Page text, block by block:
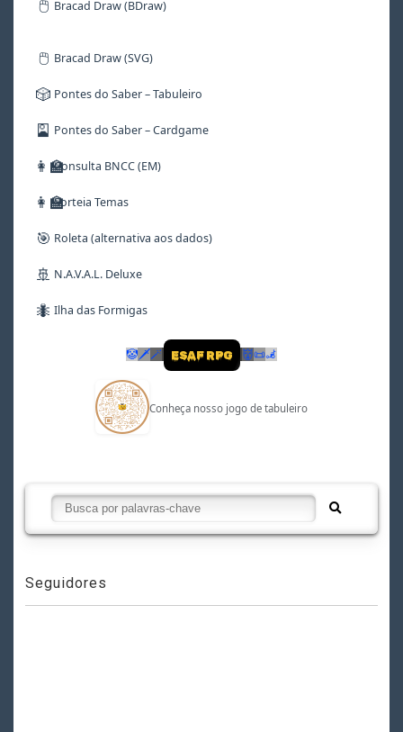
🖱️ Bracad Draw (BDraw)
🖱️ Bracad Draw (SVG)
🎲 Pontes do Saber – Tabuleiro
🎴 Pontes do Saber – Cardgame
👩‍🏫Consulta BNCC (EM)
👩‍🏫Sorteia Temas
🎯 Roleta (alternativa aos dados)
🚢 N.A.V.A.L. Deluxe
🐜 Ilha das Formigas
🤡 🗡🪄 ESAF RPG 👹📜🦼
Conheça nosso jogo de tabuleiro
Seguidores